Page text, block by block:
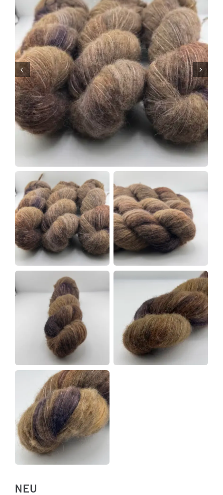
Tipps & Infos
Münster Yarn
Wollfestivals
Kontakt
NEU